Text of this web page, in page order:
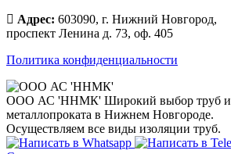
Адрес: 603090, г. Нижний Новгород,
проспект Ленина д. 73, оф. 405
Политика конфиденциальности
ООО АС 'ННМК' Широкий выбор труб и
металлопроката в Нижнем Новгороде.
Осуществляем все виды изоляции труб.